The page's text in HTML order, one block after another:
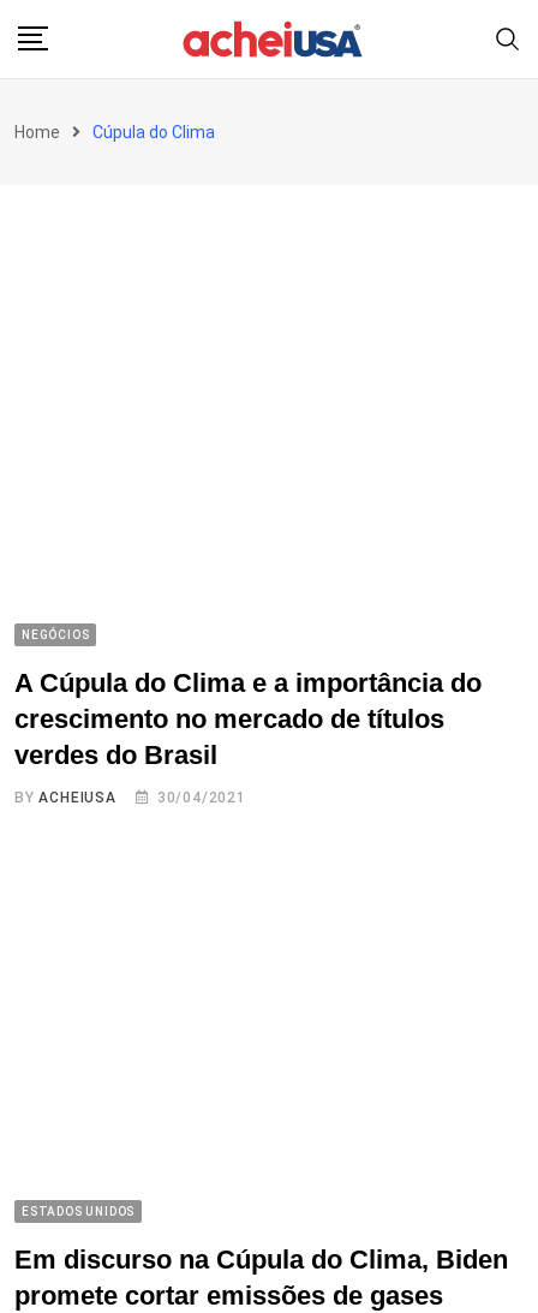
Home Cúpula do Clima
NEGÓCIOS
A Cúpula do Clima e a importância do
crescimento no mercado de títulos
verdes do Brasil
BYACHEIUSA 30/04/2021
ESTADOS UNIDOS
Em discurso na Cúpula do Clima, Biden
promete cortar emissões de gases